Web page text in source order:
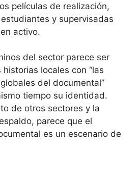
películas de realización,
y supervisadas
activo.
del sector parece ser
locales con “las
del documental”
tiempo su identidad.
de otros sectores y la
parece que el
es un escenario de